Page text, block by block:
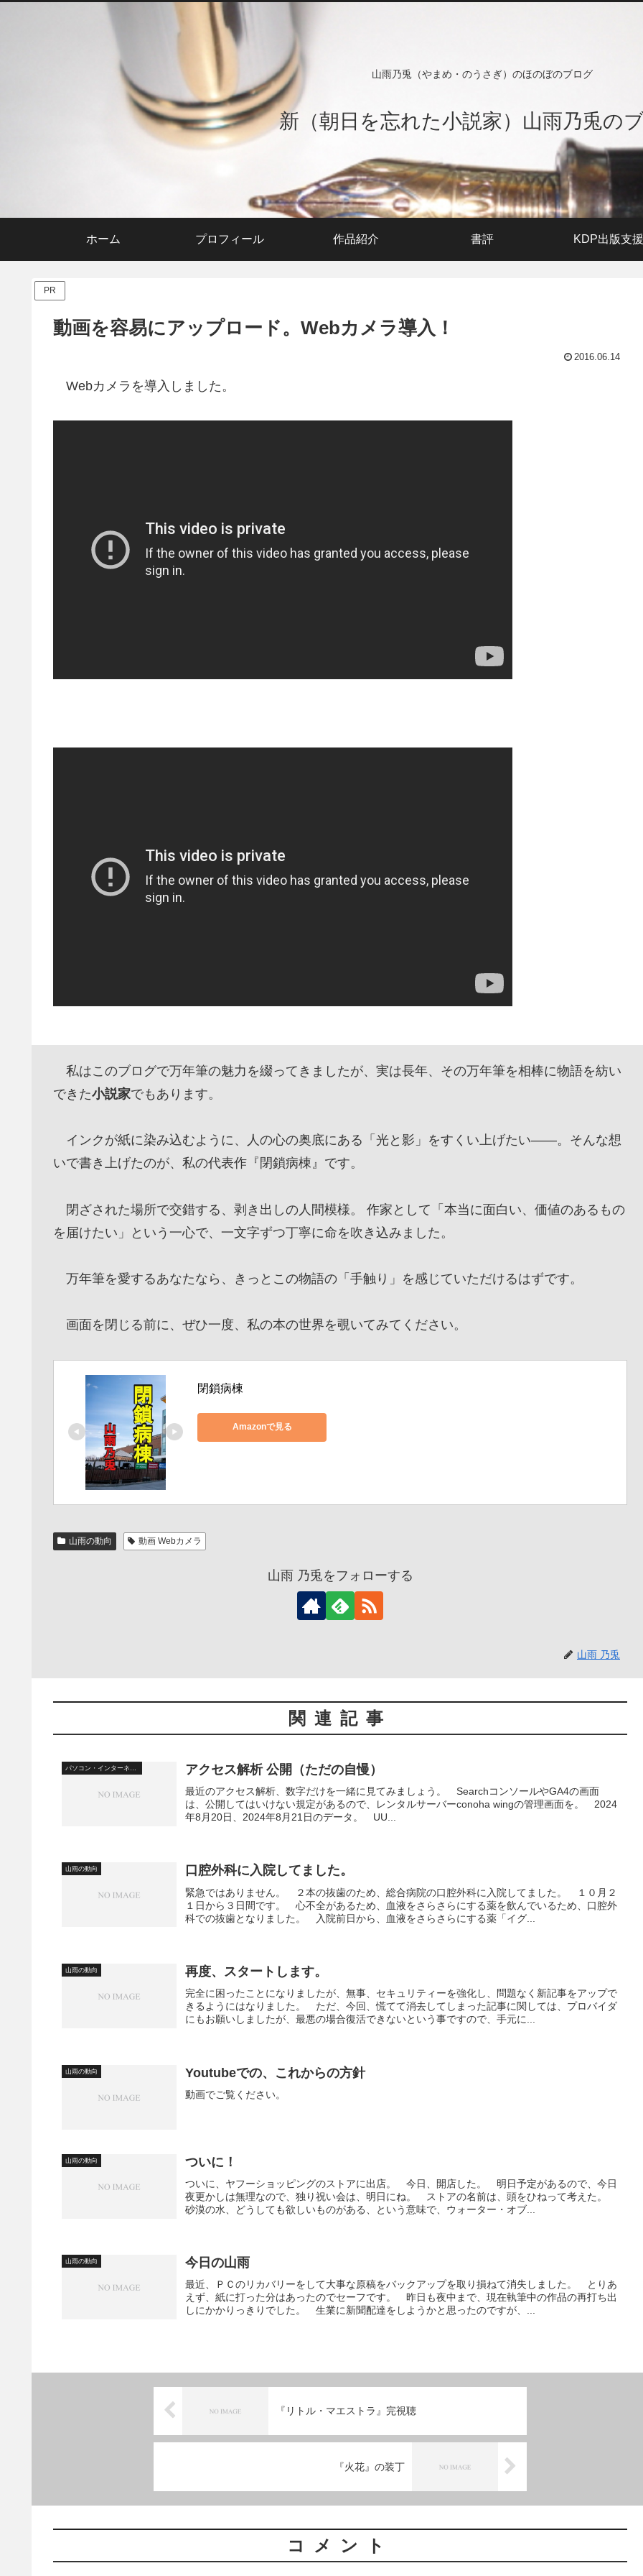
山雨乃兎（やまめ・のうさぎ）のほのぼのブログ
新（朝日を忘れた小説家）山雨乃兎の
ホーム プロフィール 作品紹介 書評 KDP出版支援
PR
動画を容易にアップロード。Webカメラ導入！
2016.06.14
Webカメラを導入しました。
私はこのブログで万年筆の魅力を綴ってきましたが、実は長年、その万年筆を相棒に物語を紡い
できた小説家でもあります。
インクが紙に染み込むように、人の心の奥底にある「光と影」をすくい上げたい——。そんな想
いで書き上げたのが、私の代表作『閉鎖病棟』です。
閉ざされた場所で交錯する、剥き出しの人間模様。 作家として「本当に面白い、価値のあるもの
を届けたい」という一心で、一文字ずつ丁寧に命を吹き込みました。
万年筆を愛するあなたなら、きっとこの物語の「手触り」を感じていただけるはずです。
画面を閉じる前に、ぜひ一度、私の本の世界を覗いてみてください。
閉鎖病棟
Amazonで見る
山雨の動向 動画 Webカメラ
山雨 乃兎をフォローする
山雨 乃兎
関連記事
アクセス解析 公開（ただの自慢）
最近のアクセス解析、数字だけを一緒に見てみましょう。 SearchコンソールやGA4の画面
は、公開してはいけない規定があるので、レンタルサーバーconoha wingの管理画面を。 2024
年8月20日、2024年8月21日のデータ。 UU...
山雨の動向 口腔外科に入院してました。
緊急ではありません。 ２本の抜歯のため、総合病院の口腔外科に入院してました。 １０月２
１日から３日間です。 心不全があるため、血液をさらさらにする薬を飲んでいるため、口腔外
科での抜歯となりました。 入院前日から、血液をさらさらにする薬「イグ...
山雨の動向 再度、スタートします。
完全に困ったことになりましたが、無事、セキュリティーを強化し、問題なく新記事をアップで
きるようにはなりました。 ただ、今回、慌てて消去してしまった記事に関しては、プロバイダ
にもお願いしましたが、最悪の場合復活できないという事ですので、手元に...
山雨の動向 Youtubeでの、これからの方針
動画でご覧ください。
山雨の動向 ついに！
ついに、ヤフーショッピングのストアに出店。 今日、開店した。 明日予定があるので、今日
夜更かしは無理なので、独り祝い会は、明日にね。 ストアの名前は、頭をひねって考えた。
砂漠の水、どうしても欲しいものがある、という意味で、ウォーター・オブ...
山雨の動向 今日の山雨
最近、ＰＣのリカバリーをして大事な原稿をバックアップを取り損ねて消失しました。 とりあ
えず、紙に打った分はあったのでセーフです。 昨日も夜中まで、現在執筆中の作品の再打ち出
しにかかりっきりでした。 生業に新聞配達をしようかと思ったのですが、...
『リトル・マエストラ』完視聴
『火花』の装丁
コメント